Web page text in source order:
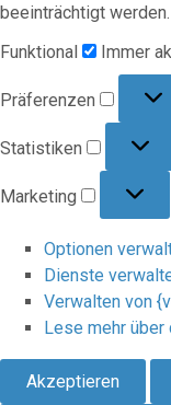
beeinträchtigt werden.
Funktional
Immer
Präferenzen
Statistiken
Marketing
Optionen
Dienste
Verwalten von
Lese mehr
Akzeptieren